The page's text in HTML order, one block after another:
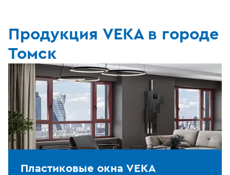
Продукция VEKA в городе
Томск
Пластиковые окна VEKA